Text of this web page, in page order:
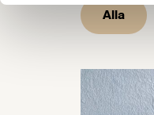
Alla